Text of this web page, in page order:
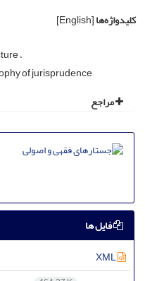
کلیدواژه‌ها[English]
of jurisprudence
مراجع
فایل ها